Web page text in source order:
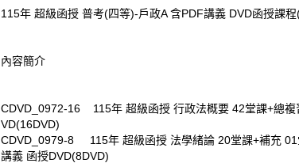
115年 超級函授 普考(四等)-戶政A 含PDF講義 DVD函授課
內容簡介
CDVD_0972-16 115年 超級函授 行政法概要 42堂課+總複
VD(16DVD)
CDVD_0979-8 115年 超級函授 法學緒論 20堂課+補充 01
講義 函授DVD(8DVD)